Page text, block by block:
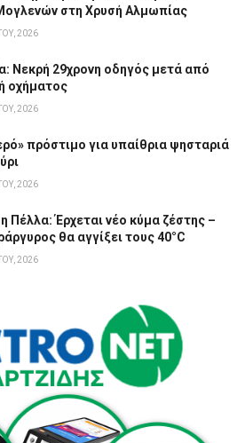
στη Χρυσή Αλμωπίας
2026
Νεκρή 29χρονη οδηγός μετά από
οχήματος
2026
πρόστιμο για υπαίθρια ψησταριά
2026
η Πέλλα: Έρχεται νέο κύμα ζέστης –
θα αγγίξει τους 40°C
2026